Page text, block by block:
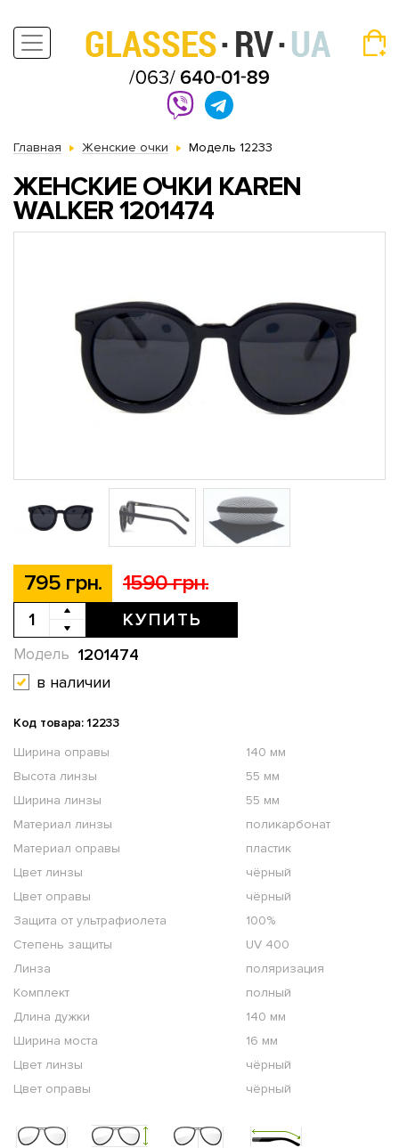
Главная Женские очки Модель 12233
ЖЕНСКИЕ ОЧКИ KAREN
WALKER 1201474
795 грн. 1590 грн.
КУПИТЬ
1201474
Модель
в наличии
Код товара: 12233
Ширина оправы
140 мм
Высота линзы
55 мм
Ширина линзы
55 мм
Материал линзы
поликарбонат
Материал оправы
пластик
Цвет линзы
чёрный
Цвет оправы
чёрный
Защита от ультрафиолета
100%
Степень защиты
UV 400
Линза
поляризация
Комплект
полный
Длина дужки
140 мм
Ширина моста
16 мм
Цвет линзы
чёрный
Цвет оправы
чёрный